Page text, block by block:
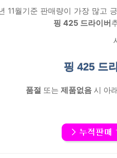
11월기준 판매량이 가장 많고
핑 425 드라이버
핑 425 드
품절 또는 제품없음시 아